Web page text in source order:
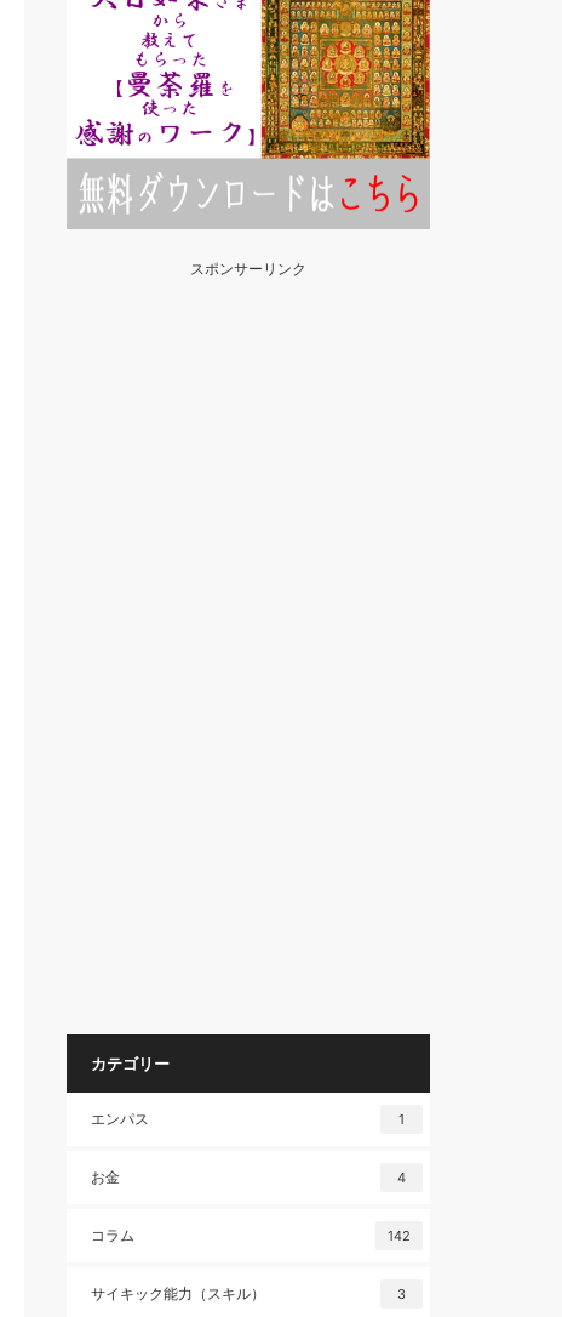
スポンサーリンク
カテゴリー
エンパス 1
お金 4
コラム 142
サイキック能力（スキル） 3